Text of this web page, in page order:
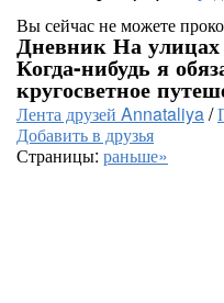
Вы сейчас не можете
Дневник На
Когда-нибудь я
кругосветное
Лента друзей Annataliya/
Добавить в друзья
Страницы: раньше»